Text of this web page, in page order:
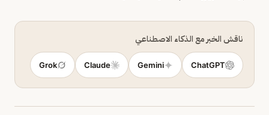
ناقش الخبر مع الذكاء الاصطناعي
ChatGPT
Gemini
Claude
Grok